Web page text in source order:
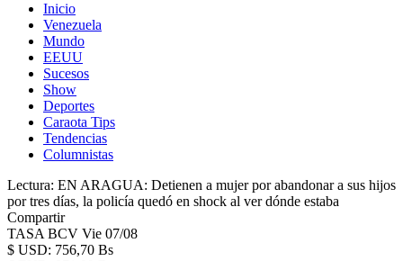
Inicio
Venezuela
Mundo
EEUU
Sucesos
Show
Deportes
Caraota Tips
Tendencias
Columnistas
Lectura: EN ARAGUA: Detienen a mujer por abandonar a sus hijos
por tres días, la policía quedó en shock al ver dónde estaba
Compartir
TASA BCV Vie 07/08
$ USD: 756,70 Bs